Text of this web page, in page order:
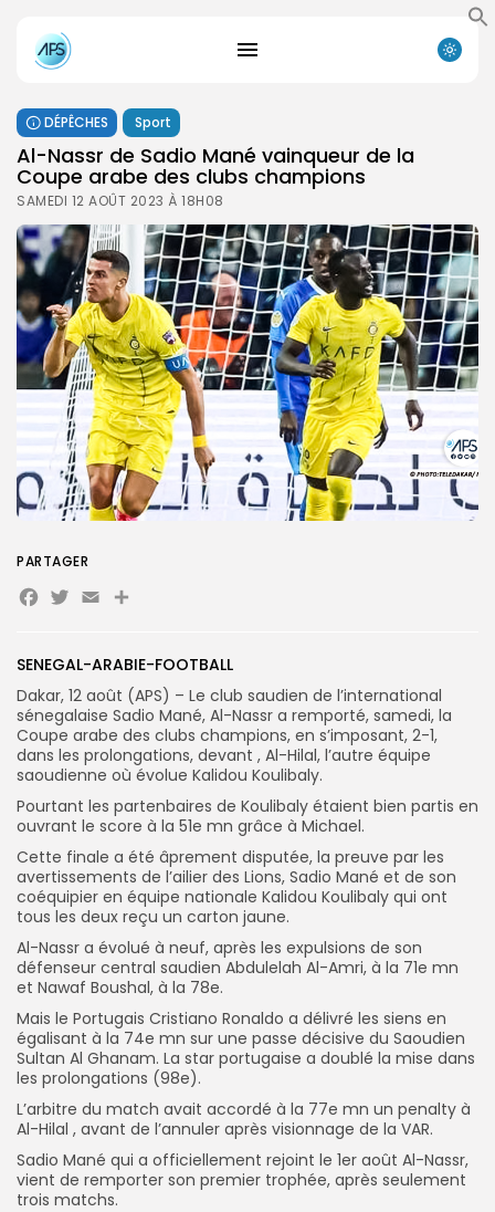
for:
FR
DÉPÊCHES Sport
Al-Nassr de Sadio Mané vainqueur de la
Coupe arabe des clubs champions
SAMEDI 12 AOÛT 2023 À 18H08
SENEGAL-ARABIE-FOOTBALL
Dakar, 12 août (APS) – Le club saudien de l’international
sénegalaise Sadio Mané, Al-Nassr a remporté, samedi, la
Coupe arabe des clubs champions, en s’imposant, 2-1,
dans les prolongations, devant , Al-Hilal, l’autre équipe
saoudienne où évolue Kalidou Koulibaly.
Pourtant les partenbaires de Koulibaly étaient bien partis en
ouvrant le score à la 51e mn grâce à Michael.
Cette finale a été âprement disputée, la preuve par les
avertissements de l’ailier des Lions, Sadio Mané et de son
coéquipier en équipe nationale Kalidou Koulibaly qui ont
tous les deux reçu un carton jaune.
Al-Nassr a évolué à neuf, après les expulsions de son
défenseur central saudien Abdulelah Al-Amri, à la 71e mn
et Nawaf Boushal, à la 78e.
Mais le Portugais Cristiano Ronaldo a délivré les siens en
égalisant à la 74e mn sur une passe décisive du Saoudien
Sultan Al Ghanam. La star portugaise a doublé la mise dans
les prolongations (98e).
L’arbitre du match avait accordé à la 77e mn un penalty à
Al-Hilal , avant de l’annuler après visionnage de la VAR.
Sadio Mané qui a officiellement rejoint le 1er août Al-Nassr,
vient de remporter son premier trophée, après seulement
trois matchs.
PARTAGER
Facebook
Twitter
EmailPartager